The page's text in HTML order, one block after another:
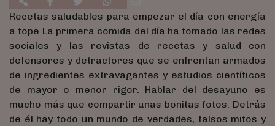
Recetas saludables para empezar el día con energía
a tope La primera comida del día ha tomado las redes
sociales y las revistas de recetas y salud con
defensores y detractores que se enfrentan armados
de ingredientes extravagantes y estudios científicos
de mayor o menor rigor. Hablar del desayuno es
mucho más que compartir unas bonitas fotos. Detrás
de él hay todo un mundo de verdades, falsos mitos y